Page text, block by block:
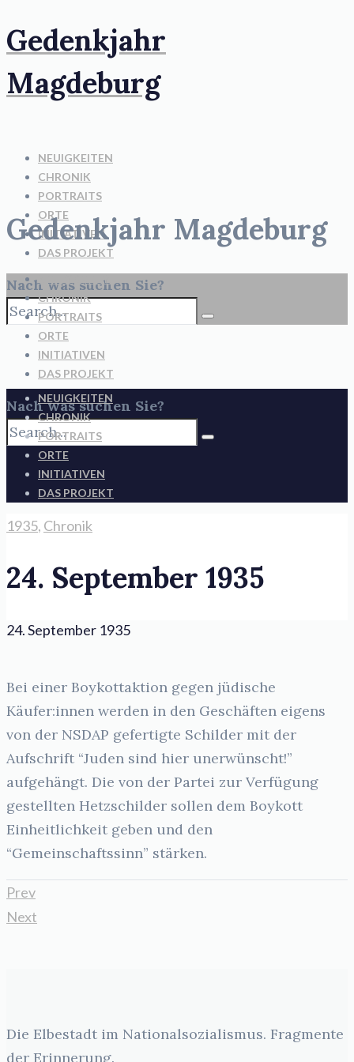
Gedenkjahr
Magdeburg
NEUIGKEITEN
CHRONIK
PORTRAITS
ORTE
INITIATIVEN
DAS PROJEKT
Nach was suchen Sie?
Gedenkjahr Magdeburg
NEUIGKEITEN
CHRONIK
PORTRAITS
ORTE
INITIATIVEN
DAS PROJEKT
Nach was suchen Sie?
NEUIGKEITEN
CHRONIK
PORTRAITS
ORTE
INITIATIVEN
DAS PROJEKT
1935, Chronik
24. September 1935
24. September 1935
Bei einer Boykottaktion gegen jüdische
Käufer:innen werden in den Geschäften eigens
von der NSDAP gefertigte Schilder mit der
Aufschrift “Juden sind hier unerwünscht!”
aufgehängt. Die von der Partei zur Verfügung
gestellten Hetzschilder sollen dem Boykott
Einheitlichkeit geben und den
“Gemeinschaftssinn” stärken.
Prev
Next
Die Elbestadt im Nationalsozialismus. Fragmente
der Erinnerung.